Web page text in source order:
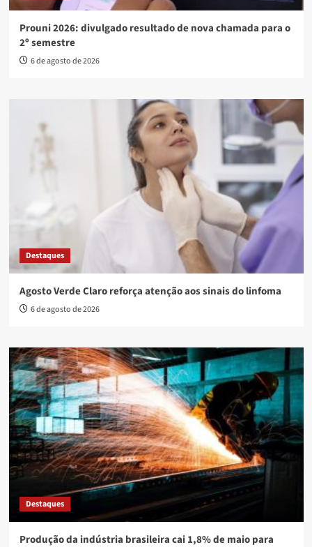
Prouni 2026: divulgado resultado de nova chamada para o
2º semestre
6 de agosto de 2026
Destaques
Agosto Verde Claro reforça atenção aos sinais do linfoma
6 de agosto de 2026
Destaques
Produção da indústria brasileira cai 1,8% de maio para